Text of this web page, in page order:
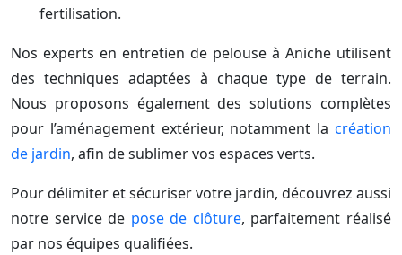
fertilisation.
Nos experts en entretien de pelouse à Aniche utilisent
des techniques adaptées à chaque type de terrain.
Nous proposons également des solutions complètes
pour l’aménagement extérieur, notamment la création
de jardin, afin de sublimer vos espaces verts.
Pour délimiter et sécuriser votre jardin, découvrez aussi
notre service de pose de clôture, parfaitement réalisé
par nos équipes qualifiées.